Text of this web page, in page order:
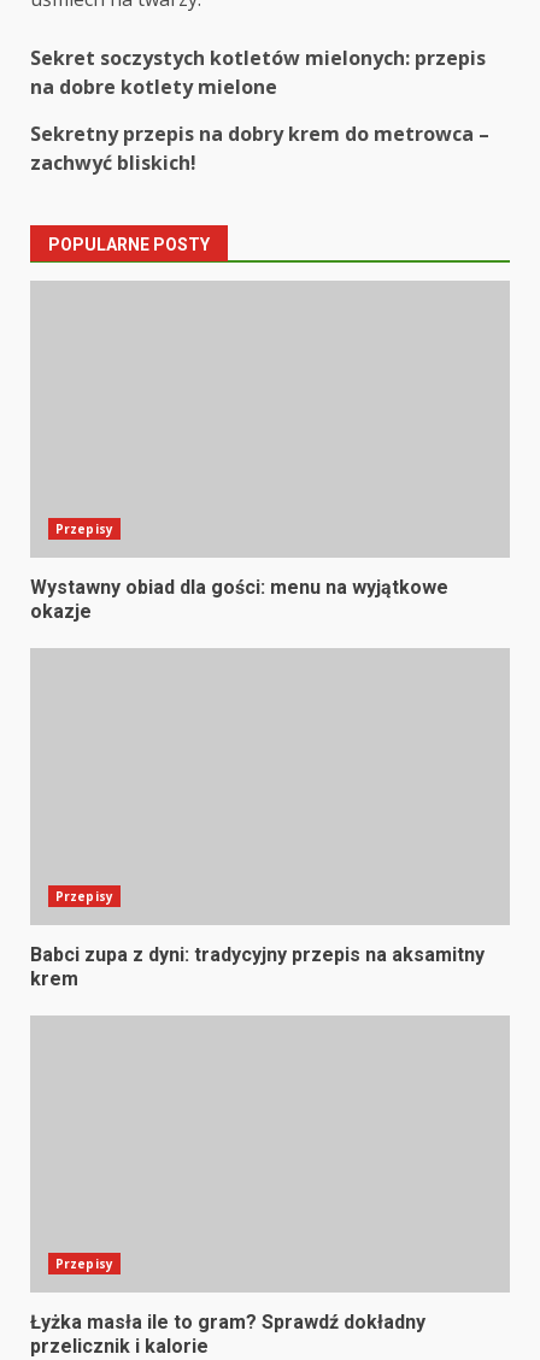
Post
navigation
Sekret soczystych kotletów mielonych: przepis
na dobre kotlety mielone
Sekretny przepis na dobry krem do metrowca –
zachwyć bliskich!
POPULARNE POSTY
Przepisy
Wystawny obiad dla gości: menu na wyjątkowe
okazje
Przepisy
Babci zupa z dyni: tradycyjny przepis na aksamitny
krem
Przepisy
Łyżka masła ile to gram? Sprawdź dokładny
przelicznik i kalorie